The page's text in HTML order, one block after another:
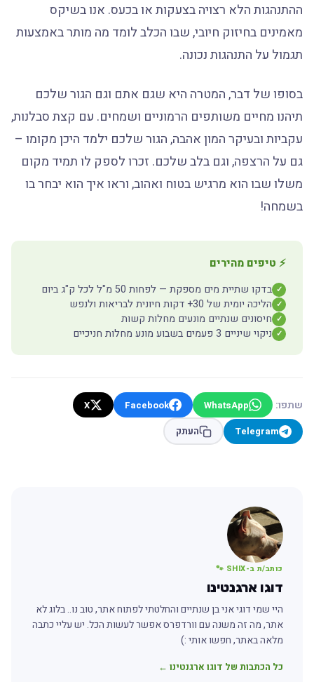
ההתנהגות הלא רצויה בצעקות או בכעס. אנו בשיקס
מאמינים בחיזוק חיובי, שבו הכלב לומד מה מותר באמצעות
תגמול על התנהגות נכונה.
בסופו של דבר, המטרה היא שגם אתם וגם הגור שלכם
תיהנו מחיים משותפים הרמוניים ושמחים. עם קצת סבלנות,
עקביות ובעיקר המון אהבה, הגור שלכם ילמד היכן מקומו –
גם על הרצפה, וגם בלב שלכם. זכרו לספק לו תמיד מקום
משלו שבו הוא מרגיש בטוח ואהוב, וראו איך הוא יבחר בו
בשמחה!
⚡ טיפים מהירים
✓ בדקו שתיית מים מספקת — לפחות 50 מ"ל לכל ק"ג ביום
✓ הליכה יומית של 30+ דקות חיונית לבריאות ולנפש
✓ חיסונים שנתיים מונעים מחלות קשות
✓ ניקוי שיניים 3 פעמים בשבוע מונע מחלות חניכיים
שתפו: WhatsApp
Facebook
X
Telegram
העתק
כותב/ת ב-SHIX 🐾
דוגו ארגנטינו
היי שמי דוגי אני בן שנתיים והחלטתי לפתוח אתר, טוב נו.. בלוג לא
אתר, מה זה משנה עם וורדפרס אפשר לעשות הכל. יש עליי כתבה
מלאה באתר, חפשו אותי :)
כל הכתבות של דוגו ארגנטינו ←